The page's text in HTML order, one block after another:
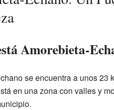
Amorebieta-
se encuentra a unos 23
en una zona con valles y